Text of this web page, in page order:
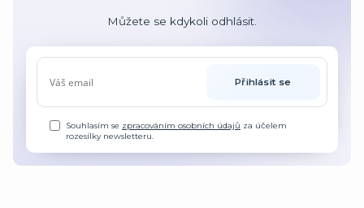
Můžete se kdykoli odhlásit.
Přihlásit se
Souhlasím se zpracováním osobních údajů za účelem
rozesílky newsletteru.